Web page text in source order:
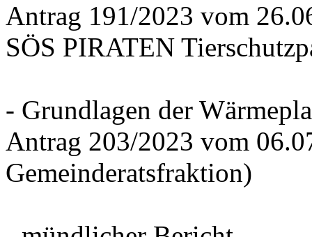
Antrag 191/2023 vom
SÖS PIRATEN
- Grundlagen der
Antrag 203/2023 vom
Gemeinderatsfraktion)